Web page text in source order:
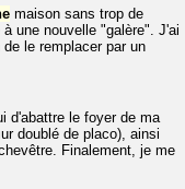
maison sans trop de
une nouvelle "galère". J'ai
le remplacer par un
d'abattre le foyer de ma
doublé de placo), ainsi
Finalement, je me